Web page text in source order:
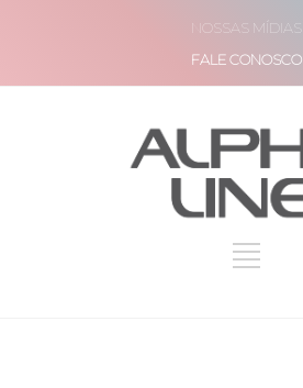
NOSSAS MÍDIAS
FALE CONOSCO